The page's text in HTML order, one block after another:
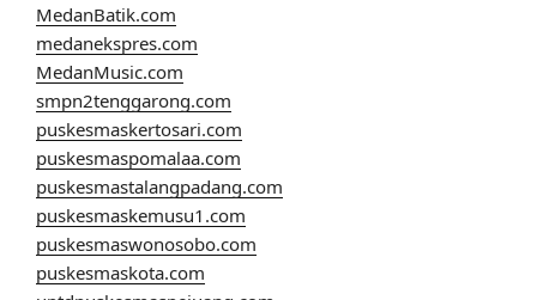
MedanBatik.com
medanekspres.com
MedanMusic.com
smpn2tenggarong.com
puskesmaskertosari.com
puskesmaspomalaa.com
puskesmastalangpadang.com
puskesmaskemusu1.com
puskesmaswonosobo.com
puskesmaskota.com